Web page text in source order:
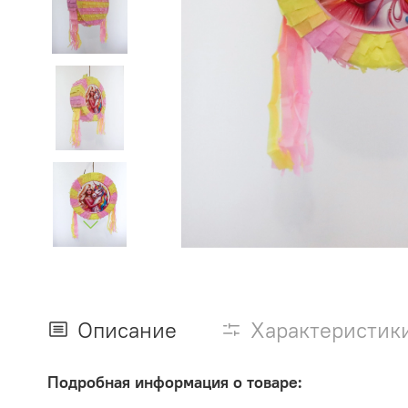
Описание
Подробная информация о товаре: